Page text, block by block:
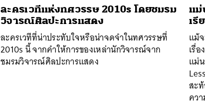
ละครเวทีแห่งทศวรรษ 2010s โดยชมรม
วิจารณ์ศิลปะการแสดง
ละครเวทีที่น่าประทับใจหรือน่าจดจำในทศวรรษที่
2010s นี้ จากคำให้การของเหล่านักวิจารณ์จาก
ชมรมวิจารณ์ศิลปะการแสดง
แม่
เรี
แม้
เรื่
แม่
สะ
คว